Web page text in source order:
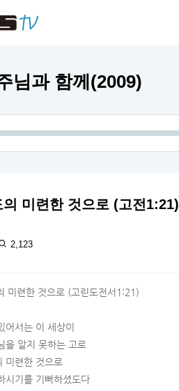
님과 함께(2009)
의 미련한 것으로 (고전1:21)
2,123
미련한 것으로 (고린도전서1:21)
어서는 이 세상이
을 알지 못하는 고로
미련한 것으로
시기를 기뻐하셨도다